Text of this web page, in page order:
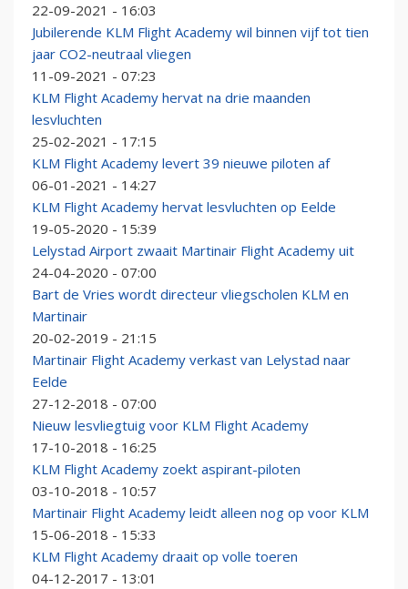
22-09-2021 - 16:03
Jubilerende KLM Flight Academy wil binnen vijf tot tien
jaar CO2-neutraal vliegen
11-09-2021 - 07:23
KLM Flight Academy hervat na drie maanden
lesvluchten
25-02-2021 - 17:15
KLM Flight Academy levert 39 nieuwe piloten af
06-01-2021 - 14:27
KLM Flight Academy hervat lesvluchten op Eelde
19-05-2020 - 15:39
Lelystad Airport zwaait Martinair Flight Academy uit
24-04-2020 - 07:00
Bart de Vries wordt directeur vliegscholen KLM en
Martinair
20-02-2019 - 21:15
Martinair Flight Academy verkast van Lelystad naar
Eelde
27-12-2018 - 07:00
Nieuw lesvliegtuig voor KLM Flight Academy
17-10-2018 - 16:25
KLM Flight Academy zoekt aspirant-piloten
03-10-2018 - 10:57
Martinair Flight Academy leidt alleen nog op voor KLM
15-06-2018 - 15:33
KLM Flight Academy draait op volle toeren
04-12-2017 - 13:01